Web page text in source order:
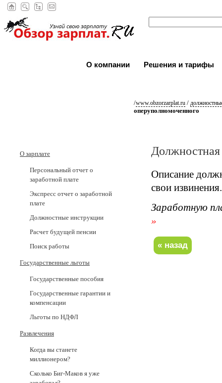
О компании Решения и тарифы
/www.obzorzarplat.ru /
оперуполномоченного
О зарплате
Персональный отчет о
заработной плате
Экспресс отчет о заработной
плате
Должностные инструкции
Расчет будущей пенсии
Поиск работы
Государственные льготы
Государственные пособия
Государственные гарантии и
компенсации
Льготы по НДФЛ
Развлечения
Когда вы станете
миллионером?
Сколько Биг-Маков я уже
Описание
свои извинения.
Заработную
»